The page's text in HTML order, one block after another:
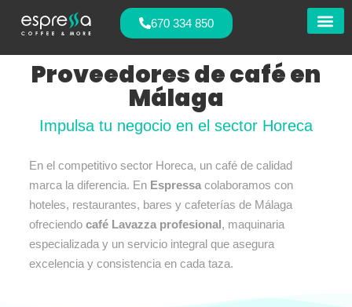
670 334 850
Proveedores de café en
Málaga
Impulsa tu negocio en el sector Horeca
En el competitivo sector Horeca, un café de calidad
marca la diferencia. En Espressa colaboramos con
hoteles, restaurantes, bares y cafeterías de Málaga
ofreciendo café Lavazza profesional, maquinaria
especializada y un servicio integral que asegura
excelencia y consistencia en cada taza.